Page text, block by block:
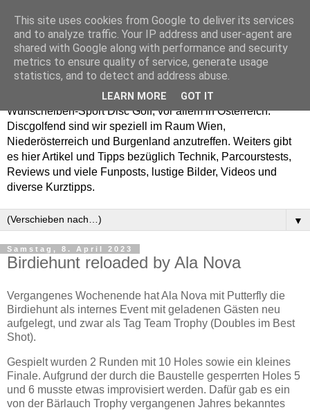
Enjoy Disc Golf and let
your Putterfly
Auf putterfly.at dreht sich alles um den Frisbee- bzw.
Wurfscheiben-Sport Disc Golf, vor allem in Österreich.
Discgolfend sind wir speziell im Raum Wien,
Niederösterreich und Burgenland anzutreffen. Weiters gibt
es hier Artikel und Tipps bezüglich Technik, Parcourstests,
Reviews und viele Funposts, lustige Bilder, Videos und
diverse Kurztipps.
▼
Samstag, 8. April 2023
Birdiehunt reloaded by Ala Nova
Vergangenes Wochenende hat Ala Nova mit Putterfly die
Birdiehunt als internes Event mit geladenen Gästen neu
aufgelegt, und zwar als Tag Team Trophy (Doubles im Best
Shot).
Gespielt wurden 2 Runden mit 10 Holes sowie ein kleines
Finale. Aufgrund der durch die Baustelle gesperrten Holes 5
und 6 musste etwas improvisiert werden. Dafür gab es ein
von der Bärlauch Trophy vergangenen Jahres bekanntes
This site uses cookies from Google to deliver its services
and to analyze traffic. Your IP address and user-agent are
shared with Google along with performance and security
metrics to ensure quality of service, generate usage
statistics, and to detect and address abuse.
LEARN MORE GOT IT